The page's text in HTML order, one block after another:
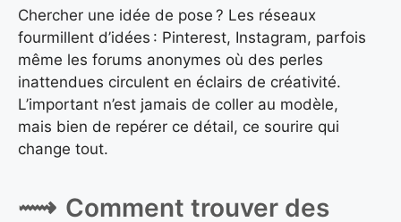
Chercher une idée de pose ? Les réseaux
fourmillent d’idées : Pinterest, Instagram, parfois
même les forums anonymes où des perles
inattendues circulent en éclairs de créativité.
L’important n’est jamais de coller au modèle,
mais bien de repérer ce détail, ce sourire qui
change tout.
Comment trouver des